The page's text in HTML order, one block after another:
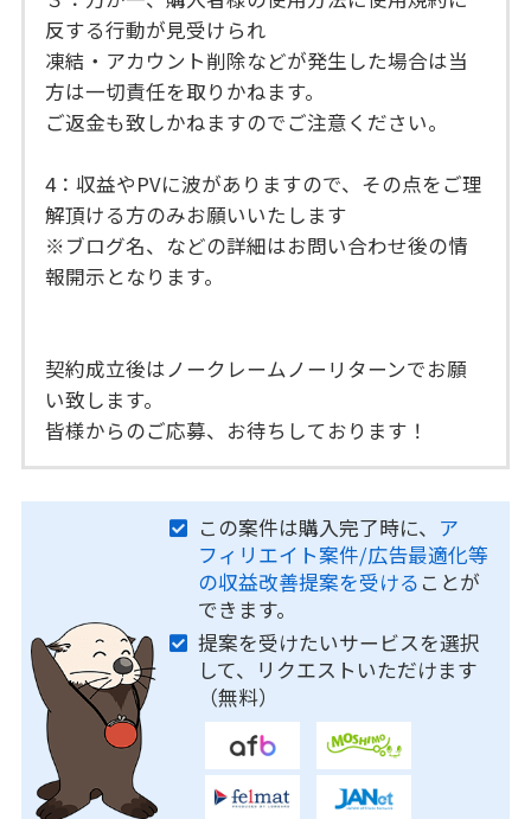
反する行動が見受けられ
凍結・アカウント削除などが発生した場合は当
方は一切責任を取りかねます。
ご返金も致しかねますのでご注意ください。
4：収益やPVに波がありますので、その点をご理
解頂ける方のみお願いいたします
※ブログ名、などの詳細はお問い合わせ後の情
報開示となります。
契約成立後はノークレームノーリターンでお願
い致します。
皆様からのご応募、お待ちしております！
この案件は購入完了時に、 ア
フィリエイト案件/広告最適化等
の収益改善提案を受ける ことが
できます。
提案を受けたいサービスを選択
して、リクエストいただけます
（無料）